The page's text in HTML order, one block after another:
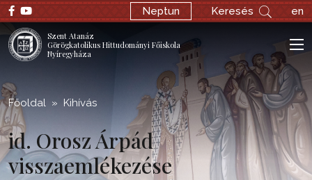
; Neptun Keresés en
Szent Atanáz
Görögkatolikus Hittudományi Főiskola
Nyíregyháza
Főoldal Kihívás
id. Orosz Árpád
visszaemlékezése